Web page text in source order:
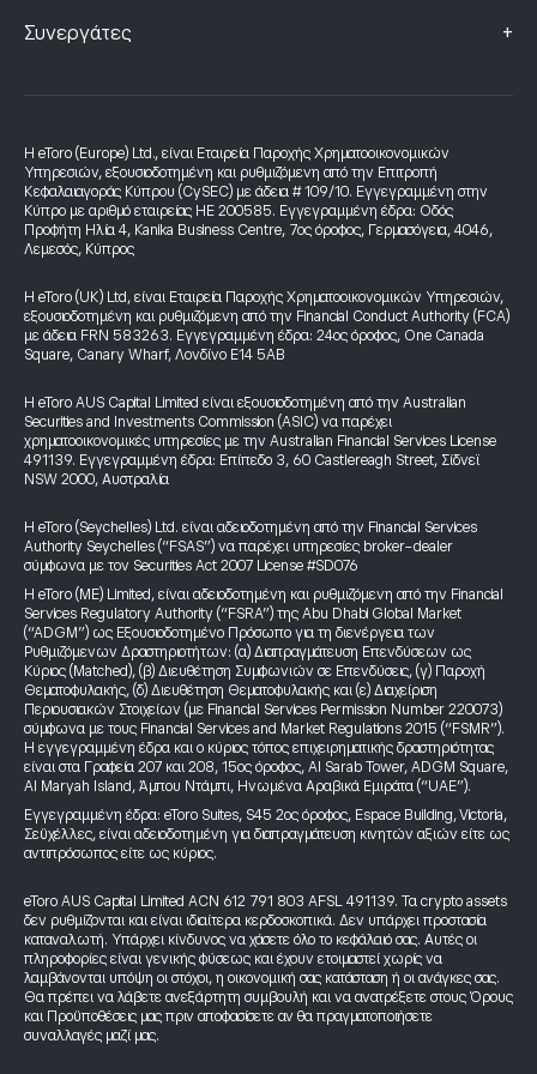
Συνεργάτες +
Η eToro (Europe) Ltd., είναι Εταιρεία Παροχής Χρηματοοικονομικών
Υπηρεσιών, εξουσιοδοτημένη και ρυθμιζόμενη από την Επιτροπή
Κεφαλαιαγοράς Κύπρου (CySEC) με άδεια # 109/10. Εγγεγραμμένη στην
Κύπρο με αριθμό εταιρείας HE 200585. Εγγεγραμμένη έδρα: Οδός
Προφήτη Ηλία 4, Kanika Business Centre, 7ος όροφος, Γερμασόγεια, 4046,
Λεμεσός, Κύπρος
Η eToro (UK) Ltd, είναι Εταιρεία Παροχής Χρηματοοικονομικών Υπηρεσιών,
εξουσιοδοτημένη και ρυθμιζόμενη από την Financial Conduct Authority (FCA)
με άδεια FRN 583263. Εγγεγραμμένη έδρα: 24ος όροφος, One Canada
Square, Canary Wharf, Λονδίνο E14 5AB
Η eToro AUS Capital Limited είναι εξουσιοδοτημένη από την Australian
Securities and Investments Commission (ASIC) να παρέχει
χρηματοοικονομικές υπηρεσίες με την Australian Financial Services License
491139. Εγγεγραμμένη έδρα: Επίπεδο 3, 60 Castlereagh Street, Σίδνεϊ
NSW 2000, Αυστραλία
Η eToro (Seychelles) Ltd. είναι αδειοδοτημένη από την Financial Services
Authority Seychelles (“FSAS”) να παρέχει υπηρεσίες broker-dealer
σύμφωνα με τον Securities Act 2007 License #SD076
Η eToro (ME) Limited, είναι αδειοδοτημένη και ρυθμιζόμενη από την Financial
Services Regulatory Authority (“FSRA”) της Abu Dhabi Global Market
(“ADGM”) ως Εξουσιοδοτημένο Πρόσωπο για τη διενέργεια των
Ρυθμιζόμενων Δραστηριοτήτων: (α) Διαπραγμάτευση Επενδύσεων ως
Κύριος (Matched), (β) Διευθέτηση Συμφωνιών σε Επενδύσεις, (γ) Παροχή
Θεματοφυλακής, (δ) Διευθέτηση Θεματοφυλακής και (ε) Διαχείριση
Περιουσιακών Στοιχείων (με Financial Services Permission Number 220073)
σύμφωνα με τους Financial Services and Market Regulations 2015 (“FSMR”).
Η εγγεγραμμένη έδρα και ο κύριος τόπος επιχειρηματικής δραστηριότητας
είναι στα Γραφεία 207 και 208, 15ος όροφος, Al Sarab Tower, ADGM Square,
Al Maryah Island, Άμπου Ντάμπι, Ηνωμένα Αραβικά Εμιράτα (“UAE”).
Εγγεγραμμένη έδρα: eToro Suites, S45 2ος όροφος, Espace Building, Victoria,
Σεϋχέλλες, είναι αδειοδοτημένη για διαπραγμάτευση κινητών αξιών είτε ως
αντιπρόσωπος είτε ως κύριος.
eToro AUS Capital Limited ACN 612 791 803 AFSL 491139. Τα crypto assets
δεν ρυθμίζονται και είναι ιδιαίτερα κερδοσκοπικά. Δεν υπάρχει προστασία
καταναλωτή. Υπάρχει κίνδυνος να χάσετε όλο το κεφάλαιό σας. Αυτές οι
πληροφορίες είναι γενικής φύσεως και έχουν ετοιμαστεί χωρίς να
λαμβάνονται υπόψη οι στόχοι, η οικονομική σας κατάσταση ή οι ανάγκες σας.
Θα πρέπει να λάβετε ανεξάρτητη συμβουλή και να ανατρέξετε στους Όρους
και Προϋποθέσεις μας πριν αποφασίσετε αν θα πραγματοποιήσετε
συναλλαγές μαζί μας.